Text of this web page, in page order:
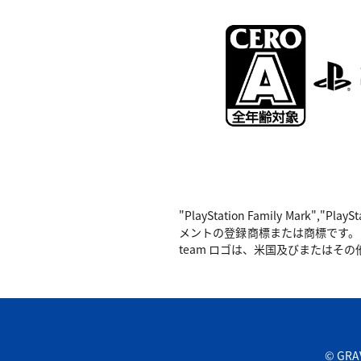
"PlayStation Family
メントの登録商標または商標です
team ロゴは、米国及びまたはそ
©